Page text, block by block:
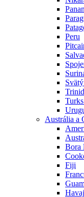
Peru
Austrália a
Bora
Fiji